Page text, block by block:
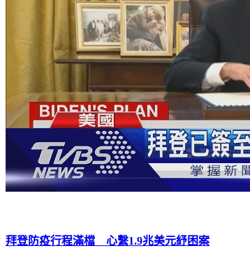
拜登防疫行程滿檔 心繫1.9兆美元紓困案